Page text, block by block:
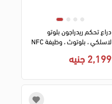
دراع تحكم ريدراجون بلوتو
لاسلكي ، بلوتوث ، وظيفة NFC
سويتش وردي ، أبيض ، G815P
2,199 جنيه